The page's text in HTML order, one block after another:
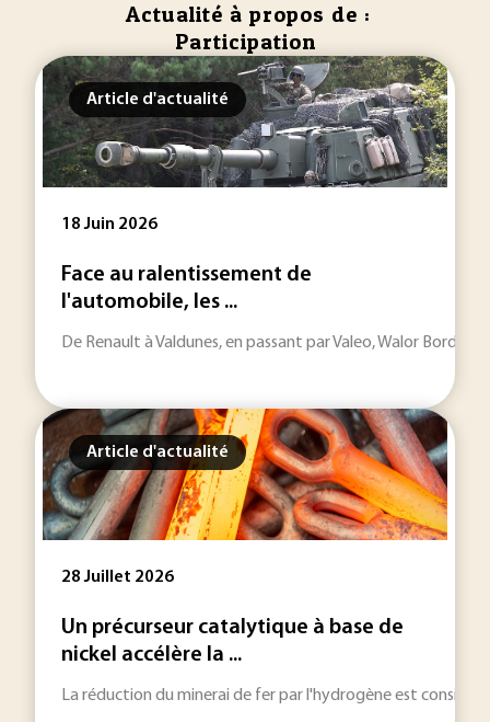
Actualité à propos de :
Participation
Article d'actualité
18 Juin 2026
Face au ralentissement de
l'automobile, les ...
De Renault à Valdunes, en passant par Valeo, Walor
Article d'actualité
28 Juillet 2026
Un précurseur catalytique à base de
nickel accélère la ...
La réduction du minerai de fer par l'hydrogène est